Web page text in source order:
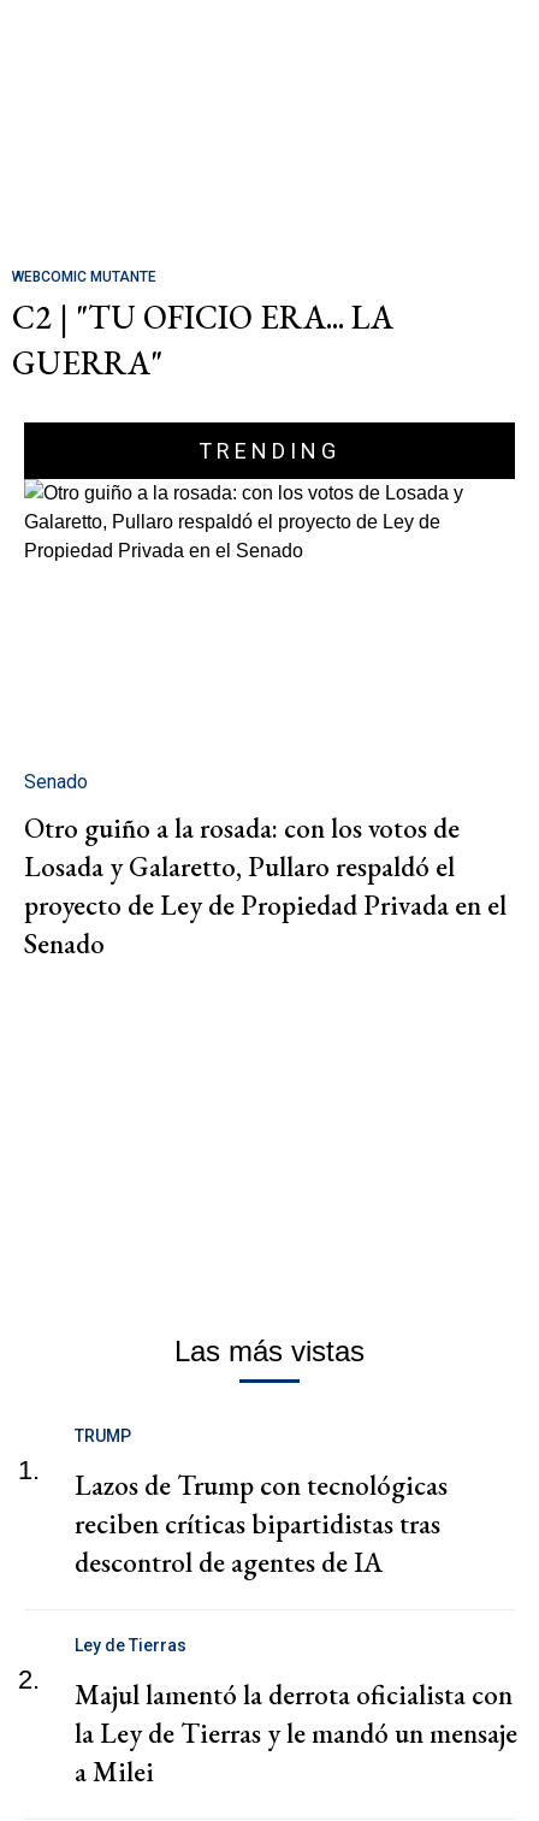
WEBCOMIC MUTANTE
C2 | "TU OFICIO ERA... LA
GUERRA"
TRENDING
Senado
Otro guiño a la rosada: con los votos de
Losada y Galaretto, Pullaro respaldó el
proyecto de Ley de Propiedad Privada en el
Senado
Las más vistas
1.
TRUMP
Lazos de Trump con tecnológicas
reciben críticas bipartidistas tras
descontrol de agentes de IA
2.
Ley de Tierras
Majul lamentó la derrota oficialista con
la Ley de Tierras y le mandó un mensaje
a Milei